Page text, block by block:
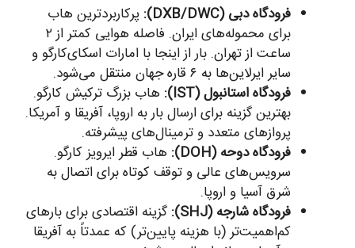
فرودگاه دبی (DXB/DWC):
پرکاربردترین هاب
برای محموله‌های ایران. فاصله هوایی کمتر از ۲
ساعت از تهران. بار از اینجا با امارات اسکای‌کارگو و
سایر ایرلاین‌ها به ۶ قاره جهان منتقل می‌شود.
فرودگاه استانبول (IST):
هاب بزرگ ترکیش کارگو.
بهترین گزینه برای ارسال بار به اروپا، آفریقا و آمریکا.
پروازهای متعدد و ترمینال‌های پیشرفته.
فرودگاه دوحه (DOH):
هاب قطر ایرویز کارگو.
سرویس‌های عالی و توقف کوتاه برای اتصال به
شرق آسیا و اروپا.
فرودگاه شارجه (SHJ):
گزینه اقتصادی برای بارهای
کم‌اهمیت‌تر (با هزینه پایین‌تر) که عمدتاً به آفریقا